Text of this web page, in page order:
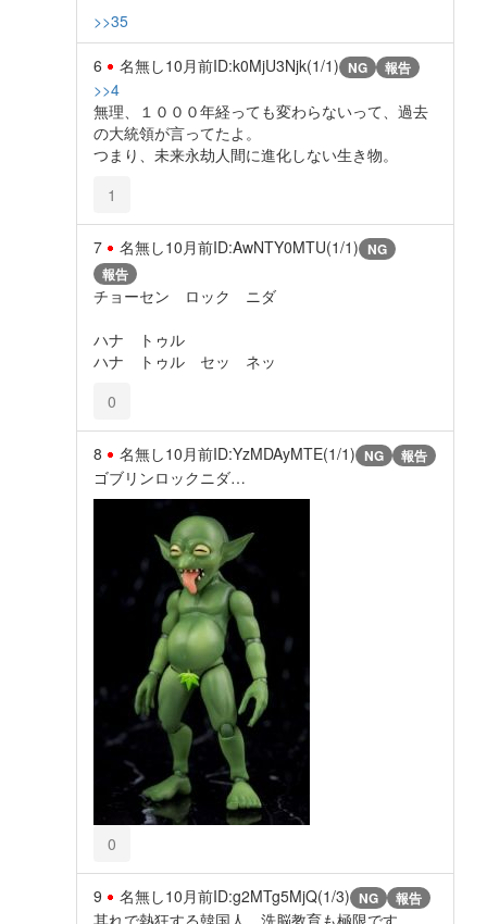
>>35
6 名無し10月前ID:k0MjU3Njk(1/1) NG 報告
>>4
無理、１０００年経っても変わらないって、過去
の大統領が言ってたよ。
つまり、未来永劫人間に進化しない生き物。
1
7 名無し10月前ID:AwNTY0MTU(1/1) NG
報告
チョーセン ロック ニダ
ハナ トゥル
ハナ トゥル セッ ネッ
0
8 名無し10月前ID:YzMDAyMTE(1/1) NG 報告
ゴブリンロックニダ…
0
9 名無し10月前ID:g2MTg5MjQ(1/3) NG 報告